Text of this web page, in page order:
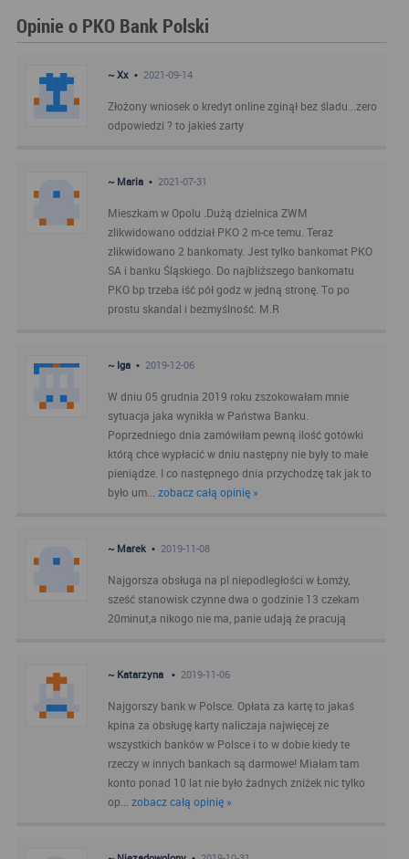
Opinie o PKO Bank Polski
~ Xx • 2021-09-14
Złożony wniosek o kredyt online zginął bez śladu...zero
odpowiedzi ? to jakieś zarty
~ Maria • 2021-07-31
Mieszkam w Opolu .Dużą dzielnica ZWM
zlikwidowano oddział PKO 2 m-ce temu. Teraz
zlikwidowano 2 bankomaty. Jest tylko bankomat PKO
SA i banku Śląskiego. Do najbliższego bankomatu
PKO bp trzeba iść pół godz w jedną stronę. To po
prostu skandal i bezmyślność. M.R
~ Iga • 2019-12-06
W dniu 05 grudnia 2019 roku zszokowałam mnie
sytuacja jaka wynikła w Państwa Banku.
Poprzedniego dnia zamówiłam pewną ilość gotówki
którą chce wypłacić w dniu następny nie były to małe
pieniądze. I co następnego dnia przychodzę tak jak to
było um... zobacz całą opinię »
~ Marek • 2019-11-08
Najgorsza obsługa na pl niepodległości w Łomży,
sześć stanowisk czynne dwa o godzinie 13 czekam
20minut,a nikogo nie ma, panie udają że pracują
~ Katarzyna • 2019-11-06
Najgorszy bank w Polsce. Opłata za kartę to jakaś
kpina za obsługę karty naliczaja najwięcej ze
wszystkich banków w Polsce i to w dobie kiedy te
rzeczy w innych bankach są darmowe! Miałam tam
konto ponad 10 lat nie było żadnych zniżek nic tylko
op... zobacz całą opinię »